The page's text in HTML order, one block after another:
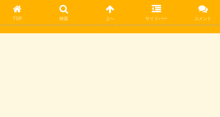
TOP 検索 上へ サイドバー コメント